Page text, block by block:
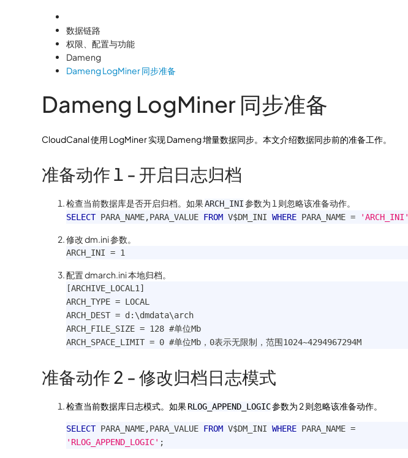
数据链路
权限、配置与功能
Dameng
Dameng LogMiner 同步准备
Dameng LogMiner 同步准备
CloudCanal 使用 LogMiner 实现 Dameng 增量数据同步。本文介绍数据同步前的准备工作。
准备动作 1 - 开启日志归档
检查当前数据库是否开启归档。如果ARCH_INI参数为 1 则忽略该准备动作。
SELECT PARA_NAME,PARA_VALUE FROM V$DM_INI WHERE PARA_NAME = 'ARCH_INI'
修改 dm.ini 参数。
ARCH_INI = 1
配置 dmarch.ini 本地归档。
[ARCHIVE_LOCAL1]
ARCH_TYPE = LOCAL
ARCH_DEST = d:\dmdata\arch
ARCH_FILE_SIZE = 128 #单位Mb
ARCH_SPACE_LIMIT = 0 #单位Mb，0表示无限制，范围1024~4294967294M
准备动作 2 - 修改归档日志模式
检查当前数据库日志模式。如果RLOG_APPEND_LOGIC参数为 2 则忽略该准备动作。
SELECT PARA_NAME,PARA_VALUE FROM V$DM_INI WHERE PARA_NAME =
'RLOG_APPEND_LOGIC' ;